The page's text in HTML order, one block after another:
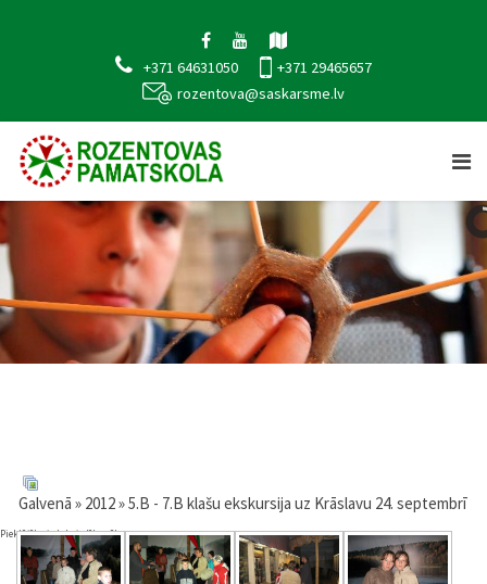
+371 64631050
+371 29465657
rozentova@saskarsme.lv
Pieklājība ir labsirdība sīkumos.
Galvenā » 2012» 5.B - 7.B klašu ekskursija uz Krāslavu 24. septembrī